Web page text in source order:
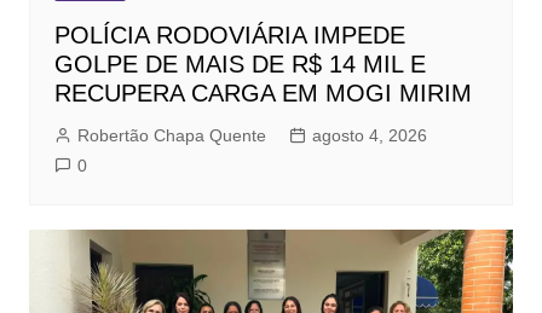
POLÍCIA RODOVIÁRIA IMPEDE
GOLPE DE MAIS DE R$ 14 MIL E
RECUPERA CARGA EM MOGI MIRIM
Robertão Chapa Quente
agosto 4, 2026
0